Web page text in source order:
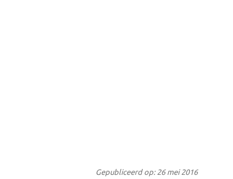
Gepubliceerd op: 26 mei 2016